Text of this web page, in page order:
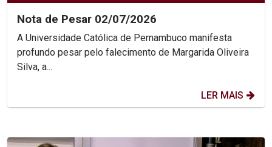
Nota de Pesar 02/07/2026
A Universidade Católica de Pernambuco manifesta
profundo pesar pelo falecimento de Margarida Oliveira
Silva, a...
LER MAIS